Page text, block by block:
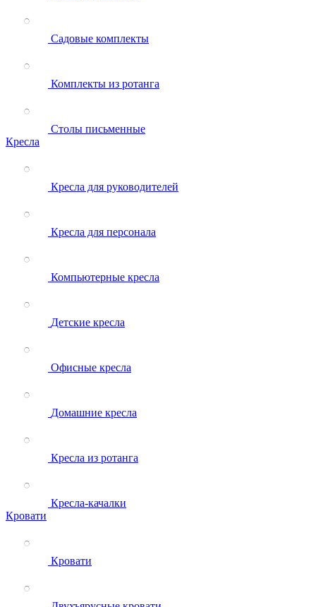
Садовые комплекты
Комплекты из ротанга
Столы письменные
Кресла
Кресла для руководителей
Кресла для персонала
Компьютерные кресла
Детские кресла
Офисные кресла
Домашние кресла
Кресла из ротанга
Кресла-качалки
Кровати
Кровати